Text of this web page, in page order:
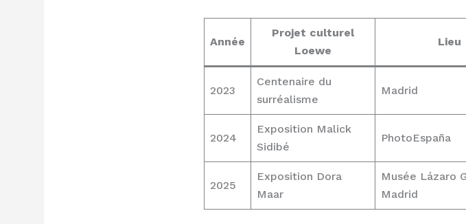
Année
Projet culturel
Loewe
Lieu
2023
Centenaire du
surréalisme
Madrid
2024
Exposition Malick
Sidibé
PhotoEspaña
2025
Exposition Dora
Maar
Musée Lázaro
Madrid